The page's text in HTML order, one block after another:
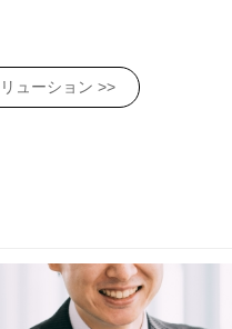
ューション >>